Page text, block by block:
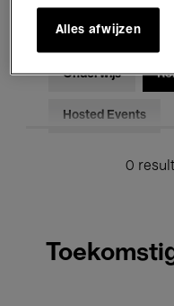
Voor iedereen
Onderwijs
Hosted Events
0
Alles afwijzen